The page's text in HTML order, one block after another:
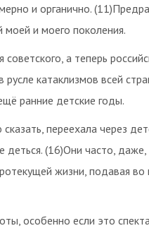
и органично.
и моего поколения.
а теперь
катаклизмов всей
ранние детские годы.
переехала через
деться. (16)Они часто,
жизни, подавая во
особенно если это